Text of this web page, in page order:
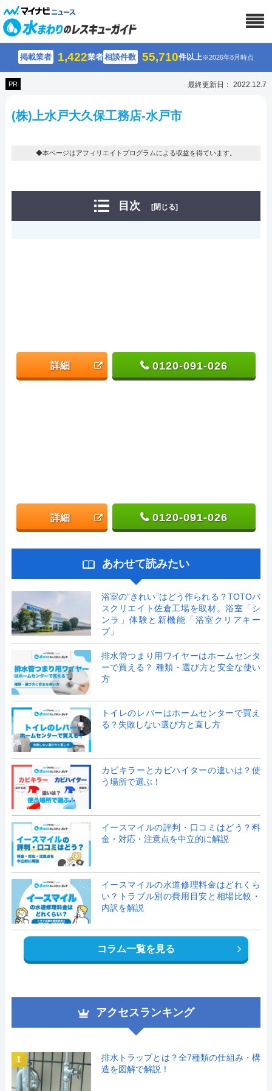
掲載業者 1,422業者相談件数 55,710件以上※2026年8月時点
PR 最終更新日： 2022.12.7
(株)上水戸大久保工務店-水戸市
◆本ページはアフィリエイトプログラムによる収益を得ています。
目次 [閉じる]
詳細 0120-091-026
詳細 0120-091-026
あわせて読みたい
浴室の”きれい”はどう作られる？TOTOバ
スクリエイト佐倉工場を取材。浴室「シ
ンラ」体験と新機能「浴室クリアキー
プ」
排水管つまり用ワイヤーはホームセンタ
ーで買える？ 種類・選び方と安全な使い
方
トイレのレバーはホームセンターで買え
る？失敗しない選び方と直し方
カビキラーとカビハイターの違いは？使
う場所で選ぶ！
イースマイルの評判・口コミはどう？料
金・対応・注意点を中立的に解説
イースマイルの水道修理料金はどれくら
い？トラブル別の費用目安と相場比較・
内訳を解説
コラム一覧を見る
アクセスランキング
1
排水トラップとは？全7種類の仕組み・構
造を図解で解説！